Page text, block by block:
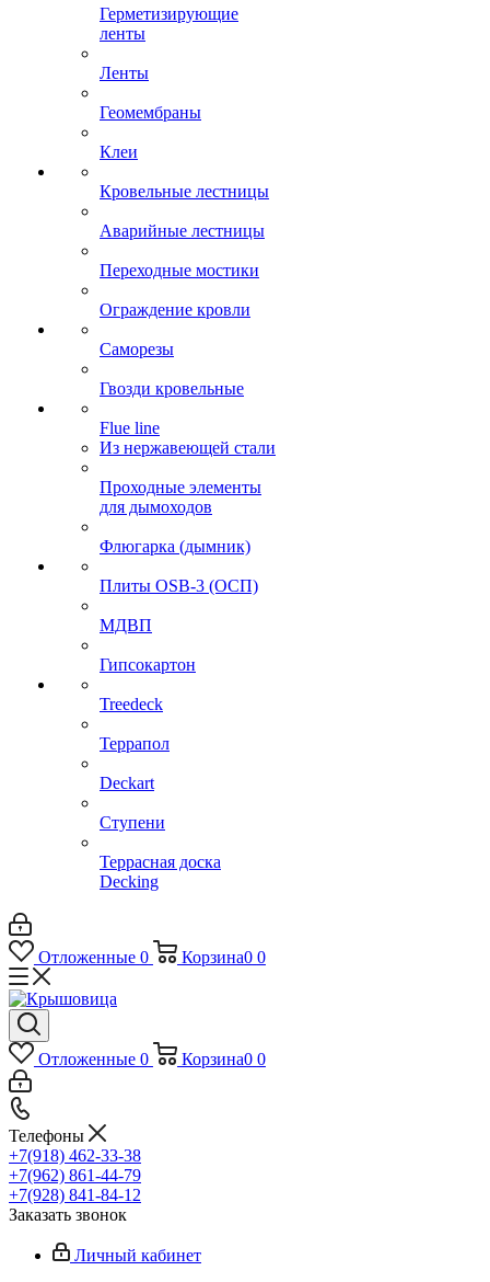
Герметизирующие
ленты
Ленты
Геомембраны
Клеи
Кровельные лестницы
Аварийные лестницы
Переходные мостики
Ограждение кровли
Саморезы
Гвозди кровельные
Flue line
Из нержавеющей стали
Проходные элементы
для дымоходов
Флюгарка (дымник)
Плиты OSB-3 (ОСП)
МДВП
Гипсокартон
Treedeck
Террапол
Deckart
Ступени
Террасная доска
Decking
Отложенные 0 Корзина0 0
Отложенные 0 Корзина0 0
Телефоны
+7(918) 462-33-38
+7(962) 861-44-79
+7(928) 841-84-12
Заказать звонок
Личный кабинет